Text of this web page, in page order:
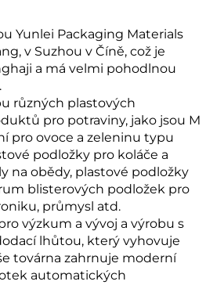
Yunlei Packaging Materials
v Suzhou v Číně, což je
a má velmi pohodlnou
různých plastových
pro potraviny, jako jsou M
pro ovoce a zeleninu typu
podložky pro koláče a
na obědy, plastové podložky
blisterových podložek pro
průmysl atd.
výzkum a vývoj a výrobu s
lhůtou, který vyhovuje
továrna zahrnuje moderní
automatických